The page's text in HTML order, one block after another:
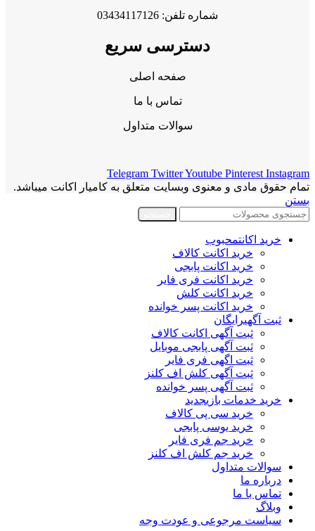
شماره تلفن: 03434117126
دسترسی سریع
صفحه اصلی
تماس با ما
سوالات متداول
Telegram TwitterYoutube Pinterest Instagram
تمام حقوق مادی و معنوی وبسایت متعلق به کامیار اکانت میباشد.
بستن
خرید اکانتمحبوب
خرید اکانت کالاف
خرید اکانت پابجی
خرید اکانت فری فایر
خرید اکانت کلش
خرید اکانت پسر خوانده
ثبت آگهیرایگان
ثبت آگهی اکانت کالاف
ثبت آگهی پابجی موبایل
ثبت اگهی فری فایر
ثبت آگهی کلش اف کلنز
ثبت آگهی پسر خوانده
خرید خدمات بازیجدید
خرید سی پی کالاف
خرید یوسی پابجی
خرید جم فری فایر
خرید جم کلش اف کلنز
سوالات متداول
درباره ما
تماس با ما
وبلاگ
سیاست مرجوعی و عودت وجه